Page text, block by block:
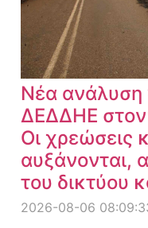
Νέα ανάλυση
ΔΕΔΔΗΕ
Οι χρεώσεις
αυξάνονται,
του δικτύου
2026-08-06